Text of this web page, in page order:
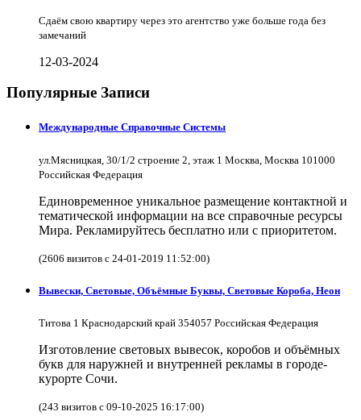
Сдаём свою квартиру через это агентство уже больше года без
замечаний
12-03-2024
Популярные Записи
Международные Справочные Системы
ул.Мясницкая, 30/1/2 строение 2, этаж 1 Москва, Москва 101000
Российская Федерация
Единовременное уникальное размещение контактной и
тематической информации на все справочные ресурсы
Мира. Рекламируйтесь бесплатно или с приоритетом.
(2606 визитов с 24-01-2019 11:52:00)
Вывески, Световые, Объёмные Буквы, Световые Короба, Неон
Титова 1 Краснодарский край 354057 Российская Федерация
Изготовление световых вывесок, коробов и объёмных
букв для наружней и внутренней рекламы в городе-
курорте Сочи.
(243 визитов с 09-10-2025 16:17:00)